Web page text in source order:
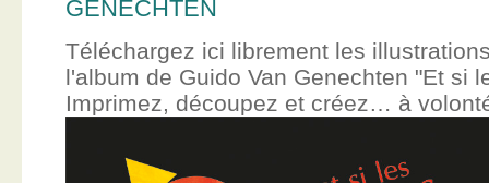
GENECHTEN
Téléchargez ici librement les
l'album de Guido Van Genechten "Et si
Imprimez, découpez et créez… à